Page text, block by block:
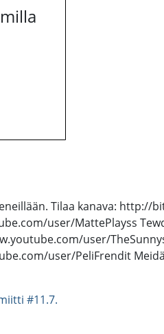
Tilaa kanava:
user/MattePlayss
user/
user/PeliFrendit
#11.7.